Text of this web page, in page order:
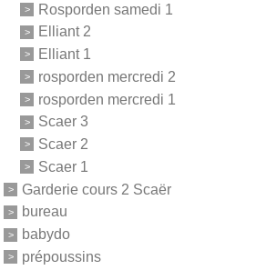
Rosporden samedi 1
Elliant 2
Elliant 1
rosporden mercredi 2
rosporden mercredi 1
Scaer 3
Scaer 2
Scaer 1
Garderie cours 2 Scaër
bureau
babydo
prépoussins